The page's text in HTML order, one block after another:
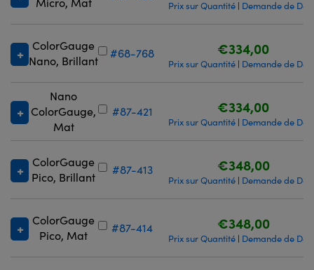
Prix sur Quantité| Demande de
ColorGauge
Nano, Brillant
#68-768 €334,00
Prix sur Quantité| Demande de
Nano
ColorGauge,
Mat
#87-421 €334,00
Prix sur Quantité| Demande de
ColorGauge
Pico, Brillant
#87-413 €348,00
Prix sur Quantité| Demande de
ColorGauge
Pico, Mat
#87-414 €348,00
Prix sur Quantité| Demande de